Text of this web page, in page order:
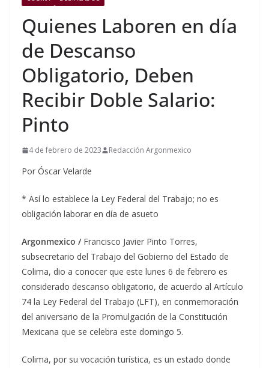
Quienes Laboren en día
de Descanso
Obligatorio, Deben
Recibir Doble Salario:
Pinto
4 de febrero de 2023 Redacción Argonmexico
Por Óscar Velarde
* Así lo establece la Ley Federal del Trabajo; no es
obligación laborar en día de asueto
Argonmexico /Francisco Javier Pinto Torres,
subsecretario del Trabajo del Gobierno del Estado de
Colima, dio a conocer que este lunes 6 de febrero es
considerado descanso obligatorio, de acuerdo al Artículo
74 la Ley Federal del Trabajo (LFT), en conmemoración
del aniversario de la Promulgación de la Constitución
Mexicana que se celebra este domingo 5.
Colima, por su vocación turística, es un estado donde